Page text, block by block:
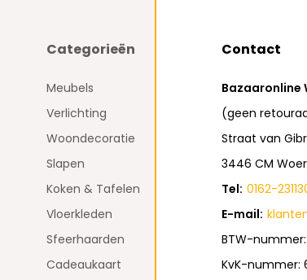
Categorieën
Meubels
Verlichting
Woondecoratie
Slapen
Koken & Tafelen
Vloerkleden
Sfeerhaarden
Cadeaukaart
Contact
Bazaaronline
(geen
Straat van
3446 CM
Tel: 0162-
E-mail:
BTW-nummer:
KvK-nummer: